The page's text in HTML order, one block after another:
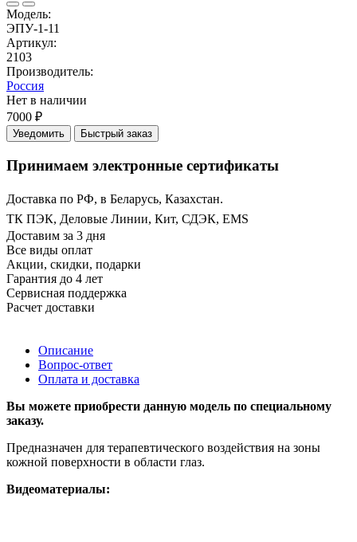
Модель:
ЭПУ-1-11
Артикул:
2103
Производитель:
Россия
Нет в наличии
7000 ₽
Уведомить Быстрый заказ
Принимаем электронные сертификаты
Доставка по РФ, в Беларусь, Казахстан.
ТК ПЭК, Деловые Линии, Кит, СДЭК, EMS
Доставим за 3 дня
Все виды оплат
Акции, скидки, подарки
Гарантия до 4 лет
Сервисная поддержка
Расчет доставки
Описание
Вопрос-ответ
Оплата и доставка
Вы можете приобрести данную модель по специальному
заказу.
Предназначен для терапевтического воздействия на зоны
кожной поверхности в области глаз.
Видеоматериалы: